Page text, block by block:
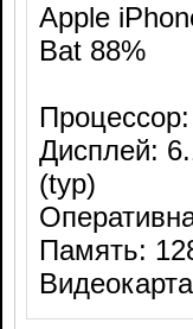
Apple
Bat 88%
Дисплей:
(typ)
Память: